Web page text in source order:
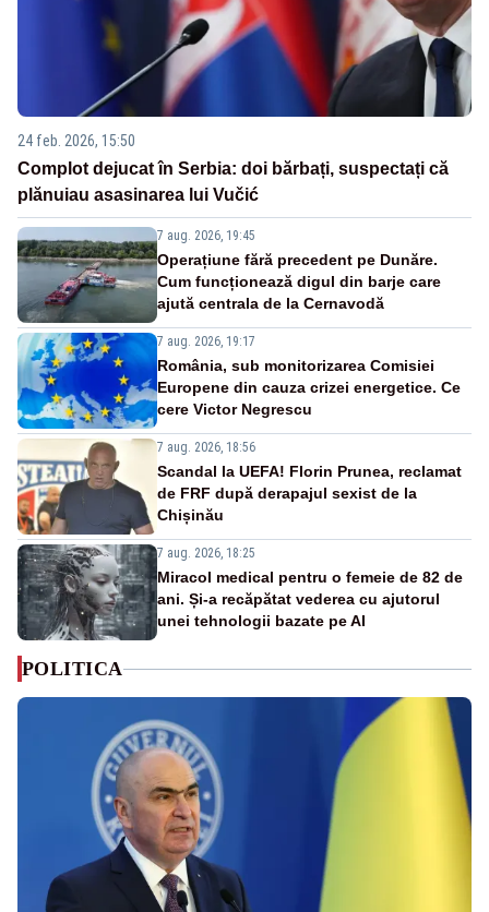
24 feb. 2026, 15:50
Complot dejucat în Serbia: doi bărbați, suspectați că
plănuiau asasinarea lui Vučić
7 aug. 2026, 19:45
Operațiune fără precedent pe Dunăre.
Cum funcționează digul din barje care
ajută centrala de la Cernavodă
7 aug. 2026, 19:17
România, sub monitorizarea Comisiei
Europene din cauza crizei energetice. Ce
cere Victor Negrescu
7 aug. 2026, 18:56
Scandal la UEFA! Florin Prunea, reclamat
de FRF după derapajul sexist de la
Chișinău
7 aug. 2026, 18:25
Miracol medical pentru o femeie de 82 de
ani. Și-a recăpătat vederea cu ajutorul
unei tehnologii bazate pe AI
POLITICA